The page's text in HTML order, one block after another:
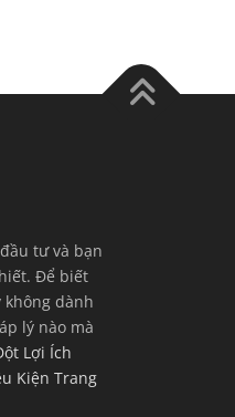
tư và bạn
Để biết
dành
lý nào mà
Lợi Ích
Kiện Trang